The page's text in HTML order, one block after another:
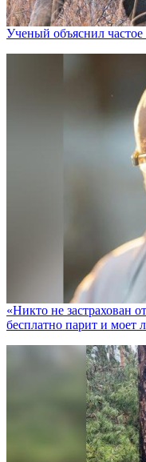
Ученый объяснил
«Никто не заcтрахован
бесплатно парит и моет